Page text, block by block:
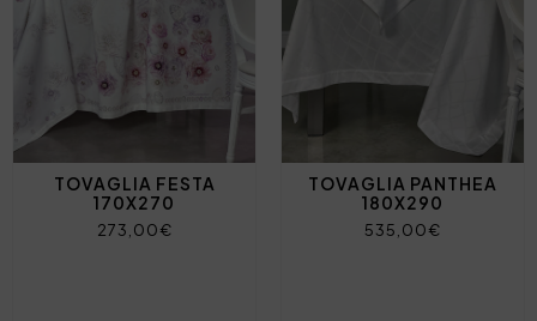
TOVAGLIA FESTA
170X270
273,00€
TOVAGLIA PANTHEA
180X290
535,00€